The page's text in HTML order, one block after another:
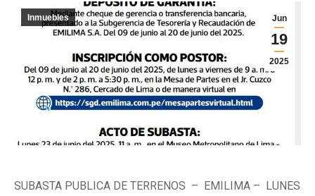
Jun
19
2025
Inmuebles
SUBASTA PUBLICA DE TERRENOS – EMILIMA – LUNES